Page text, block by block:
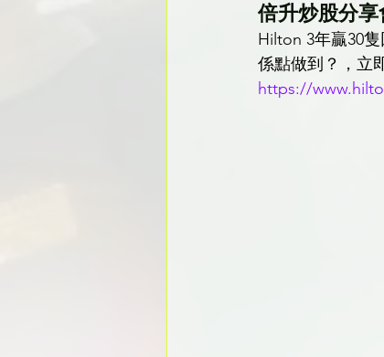
倍升炒股分享
Hilton 3年贏30隻
係點做到？，立
https://